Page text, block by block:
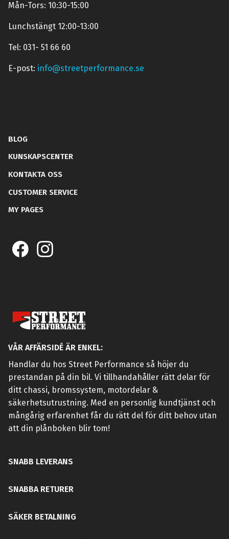
Mån-Tors: 10:30-15:00
Lunchstängt 12:00-13:00
Tel: 031- 51 66 60
E-post: info@streetperformance.se
BLOG
KUNSKAPSCENTER
KONTAKTA OSS
CUSTOMER SERVICE
MY PAGES
VÅR AFFÄRSIDÉ ÄR ENKEL:
Handlar du hos Street Performance så höjer du
prestandan på din bil. Vi tillhandahåller rätt delar för
ditt chassi, bromssystem, motordelar &
säkerhetsutrustning. Med en personlig kundtjänst och
mångårig erfarenhet får du rätt del för ditt behov utan
att din plånboken blir tom!
SNABB LEVERANS
SNABBA RETURER
SÄKER BETALNING